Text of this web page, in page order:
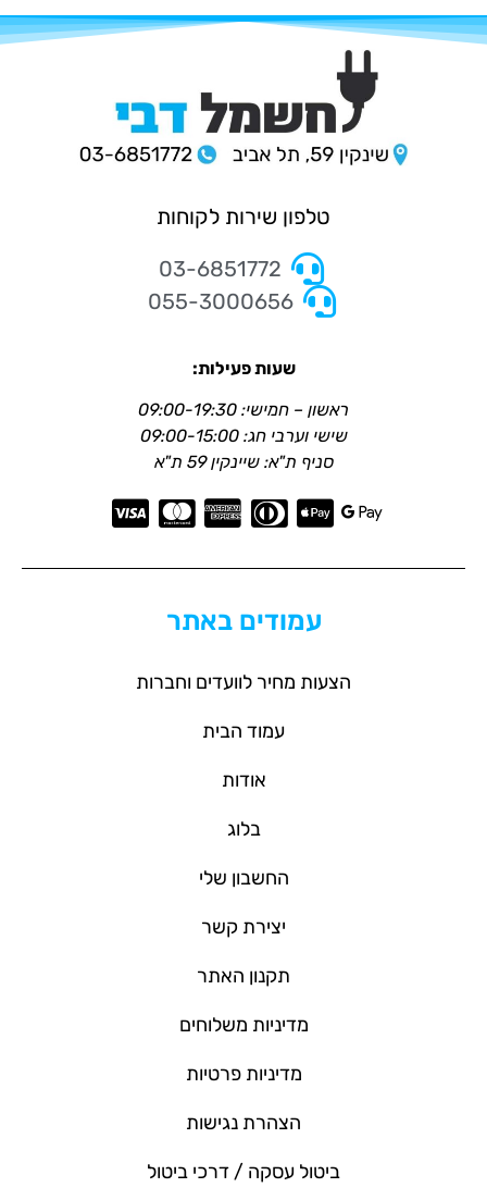
טלפון שירות לקוחות
03-6851772
055-3000656
שעות פעילות:
ראשון – חמישי: 09:00-19:30
שישי וערבי חג: 09:00-15:00
סניף ת"א: שיינקין 59 ת"א
עמודים באתר
הצעות מחיר לוועדים וחברות
עמוד הבית
אודות
בלוג
החשבון שלי
יצירת קשר
תקנון האתר
מדיניות משלוחים
מדיניות פרטיות
הצהרת נגישות
ביטול עסקה / דרכי ביטול